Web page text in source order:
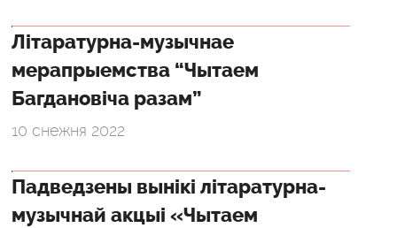
Літаратурна-музычнае
мерапрыемства “Чытаем
Багдановіча разам”
10 снежня 2022
Падведзены вынікі літаратурна-
музычнай акцыі «Чытаем